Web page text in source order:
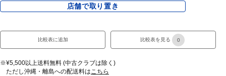
店舗で取り置き
比較表に追加 比較表を見る 0
※¥5,500以上送料無料 (中古クラブは除く)
ただし沖縄・離島への配送料はこちら